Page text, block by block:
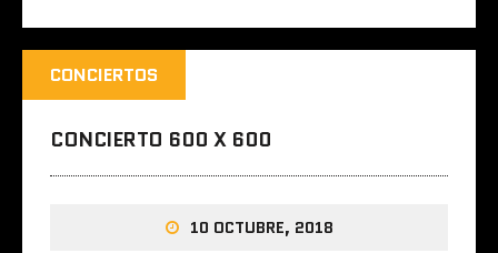
CONCIERTOS
CONCIERTO 600 X 600
10 OCTUBRE, 2018